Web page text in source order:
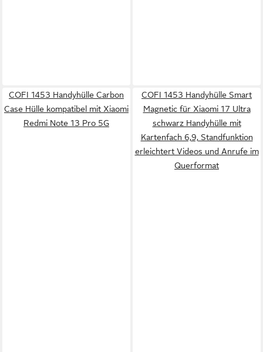
COFI 1453 Handyhülle Carbon
Case Hülle kompatibel mit Xiaomi
Redmi Note 13 Pro 5G
COFI 1453 Handyhülle Smart
Magnetic für Xiaomi 17 Ultra
schwarz Handyhülle mit
Kartenfach 6,9, Standfunktion
erleichtert Videos und Anrufe im
Querformat